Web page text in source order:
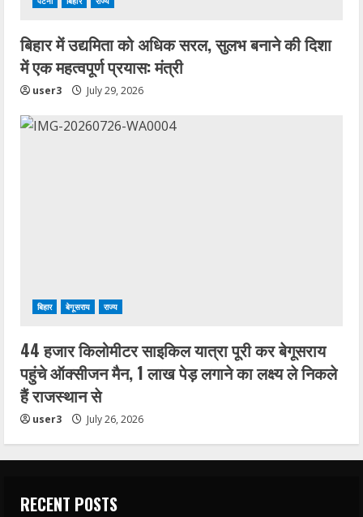
बिहार में उद्यमिता को अधिक सरल, सुलभ बनाने की दिशा
में एक महत्वपूर्ण प्रयास: मंत्री
user3 July 29, 2026
बिहार बेगूसराय राज्य
44 हजार किलोमीटर साइकिल यात्रा पूरी कर बेगूसराय
पहुंचे ऑक्सीजन मैन, 1 लाख पेड़ लगाने का लक्ष्य ले निकले
हैं राजस्थान से
user3 July 26, 2026
RECENT POSTS